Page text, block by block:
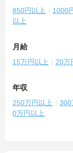
850円以上 1000
以上
月給
15万円以上 20万
年収
250万円以上 300
0万円以上